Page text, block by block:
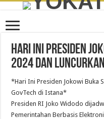
Hari Ini Presiden
2024 dan
*Hari Ini Presiden Jokowi Buka
GovTech di Istana*
Presiden RI Joko Widodo
Pemerintahan Berbasis